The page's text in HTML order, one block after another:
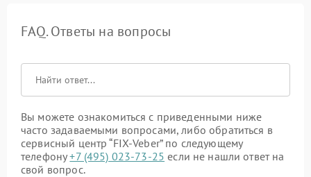
FAQ. Ответы на вопросы
Вы можете ознакомиться с приведенными ниже
часто задаваемыми вопросами, либо обратиться в
сервисный центр “FIX-Veber” по следующему
телефону+7 (495) 023-73-25 если не нашли ответ на
свой вопрос.